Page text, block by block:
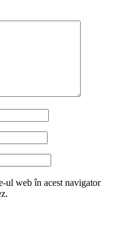
ul web în acest navigator